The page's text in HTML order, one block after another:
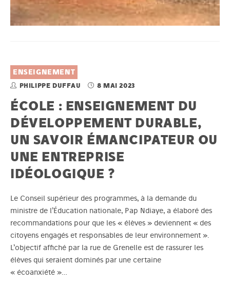
ENSEIGNEMENT
PHILIPPE DUFFAU 8 MAI 2023
ÉCOLE : ENSEIGNEMENT DU
DÉVELOPPEMENT DURABLE,
UN SAVOIR ÉMANCIPATEUR OU
UNE ENTREPRISE
IDÉOLOGIQUE ?
Le Conseil supérieur des programmes, à la demande du
ministre de l’Éducation nationale, Pap Ndiaye, a élaboré des
recommandations pour que les « élèves » deviennent « des
citoyens engagés et responsables de leur environnement ».
L’objectif affiché par la rue de Grenelle est de rassurer les
élèves qui seraient dominés par une certaine
« écoanxiété »…